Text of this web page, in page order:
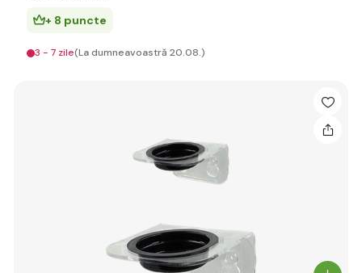
+ 8 puncte
3 - 7 zile(La dumneavoastră 20.08.)